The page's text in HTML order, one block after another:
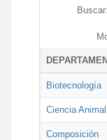
Buscar:
Biotecnología
Ciencia Animal
Composición